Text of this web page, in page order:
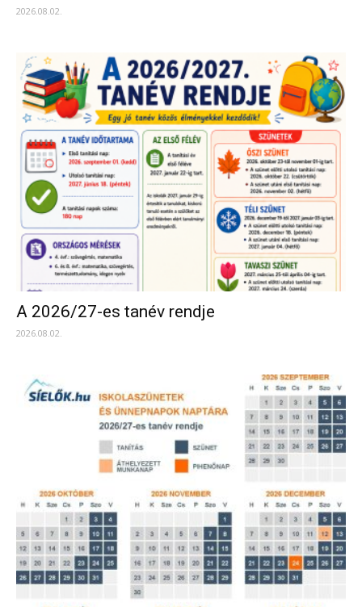
2026.08.02.
A 2026/27-es tanév rendje
2026.08.02.